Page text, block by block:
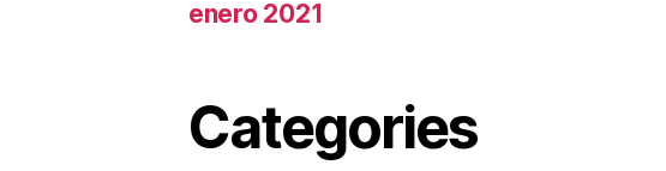
enero 2021
Categories